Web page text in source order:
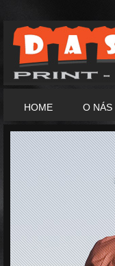
HOME O NÁS